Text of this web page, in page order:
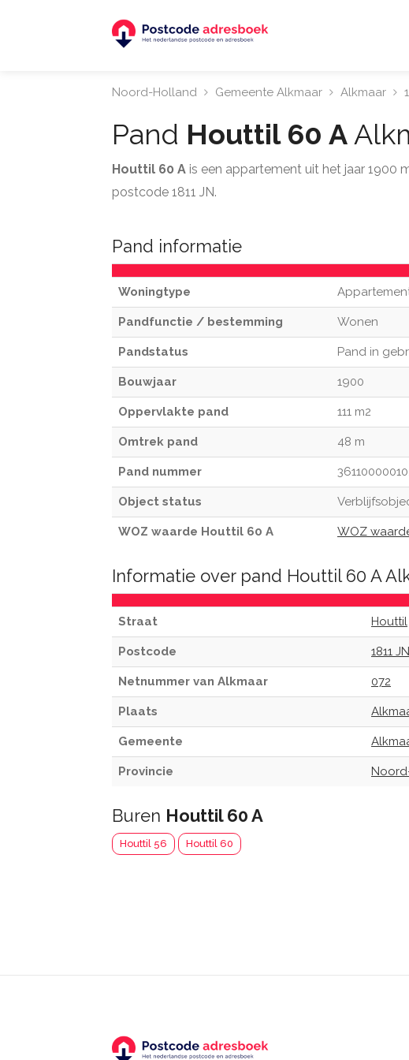
Noord-Holland Gemeente Alkmaar Alkmaar
Pand Houttil 60 A
Houttil 60 A is een appartement uit het jaar 1900
postcode 1811 JN.
Pand informatie
Woningtype
Pandfunctie / bestemming Wonen
Pandstatus Pand in
Bouwjaar 1900
Oppervlakte pand 111 m2
Omtrek pand 48 m
Pand nummer
Object status
WOZ waarde Houttil 60 A WOZ
Informatie over pand Houttil 60 A
Straat Houttil
Postcode 1811 JN
Netnummer van Alkmaar 072
Plaats
Gemeente
Provincie
Buren Houttil 60 A
Houttil 56 Houttil 60